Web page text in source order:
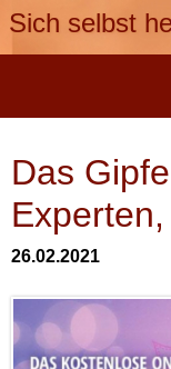
Sich selbst
Das
26.02.2021